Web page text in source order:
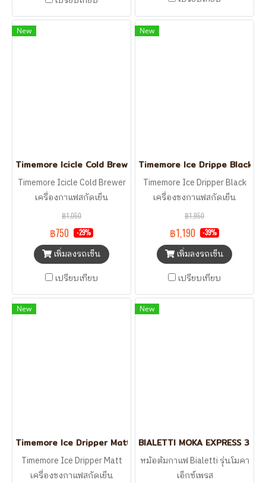
New
Timemore Icicle Cold Brewer เครื่องกาแฟสกัดเย็น
Timemore Icicle Cold Brewer
เครื่องกาแฟสกัดเย็น
฿1,050
฿750 -29%
เพิ่มลงรถเข็น
เปรียบเทียบ
New
Timemore Ice Drippe Black เค
Timemore Ice Dripper Black
เครื่องชงกาแฟสกัดเย็น
฿1,950
฿1,190 -39%
เพิ่มลงรถเข็น
เปรียบเทียบ
New
Timemore Ice Dripper Matt เครื่องชงกาแฟสกัดเย็น
Timemore Ice Dripper Matt
เครื่องชงกาแฟสกัดเย็น
New
BIALETTI MOKA EXPRESS 3
หม้อต้มกาแฟ Bialetti รุ่นโมคา
เอ็กซ์เพรส